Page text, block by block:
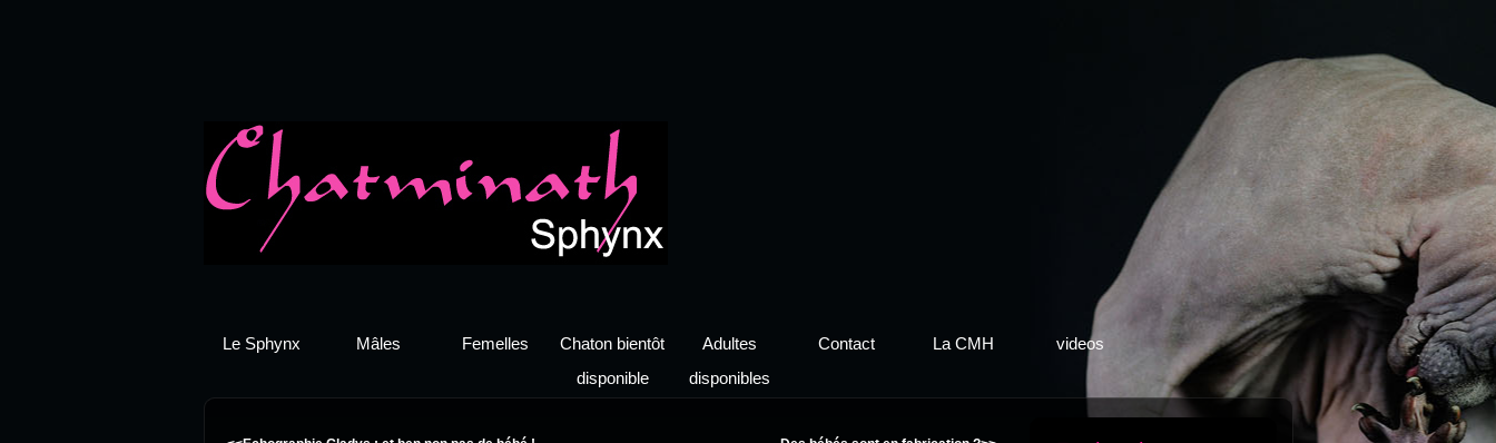
Le Sphynx Mâles Femelles
Chaton bientôt
disponible
Adultes
disponibles
Contact La CMH videos